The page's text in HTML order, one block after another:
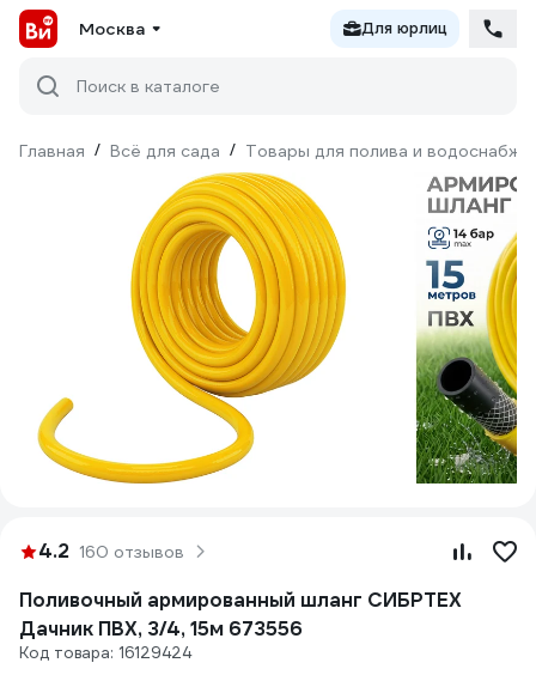
Москва Для юрлиц
Поиск в каталоге
Главная / Всё для сада / Товары для полива и
4.2 160 отзывов
Поливочный армированный шланг СИБРТЕХ
Дачник ПВХ, 3/4, 15м 673556
Код товара: 16129424